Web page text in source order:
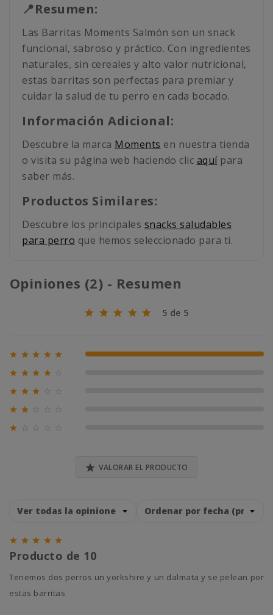
📍Resumen:
Las Barritas Moments Salmón son un snack
funcional, sabroso y práctico. Con ingredientes
naturales, sin cereales y alto valor nutricional,
estas barritas son perfectas para premiar y
cuidar la salud de tu perro en cada bocado.
Información Adicional:
Descubre la marca Moments en nuestra tienda
o visita su página web haciendo clic aquípara
saber más.
Productos Similares:
Descubre los principales snacks saludables
para perro que hemos seleccionado para ti.
Opiniones (2) - Resumen
5 de 5
     100% (2)
   
  
 

 VALORAR EL PRODUCTO
    
Producto de 10
Tenemos dos perros un yorkshire y un dalmata y se pelean por
estas barritas